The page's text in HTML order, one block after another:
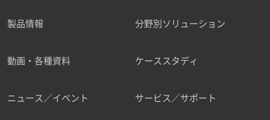
製品情報 分野別ソリューション
動画・各種資料 ケーススタディ
ニュース／イベント サービス／サポート